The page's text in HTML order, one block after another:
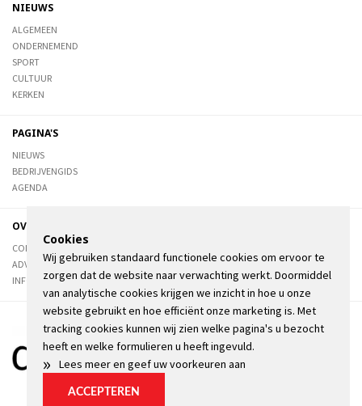
NIEUWS
ALGEMEEN
ONDERNEMEND
SPORT
CULTUUR
KERKEN
PAGINA'S
NIEUWS
BEDRIJVENGIDS
AGENDA
OVER DE STIENSER
CONTACT
ADVERTEREN
INFORMATIE
Cookies
Wij gebruiken standaard functionele cookies om ervoor te
zorgen dat de website naar verwachting werkt. Doormiddel
van analytische cookies krijgen we inzicht in hoe u onze
website gebruikt en hoe efficiënt onze marketing is. Met
tracking cookies kunnen wij zien welke pagina's u bezocht
heeft en welke formulieren u heeft ingevuld.
» Lees meer en geef uw voorkeuren aan
ACCEPTEREN